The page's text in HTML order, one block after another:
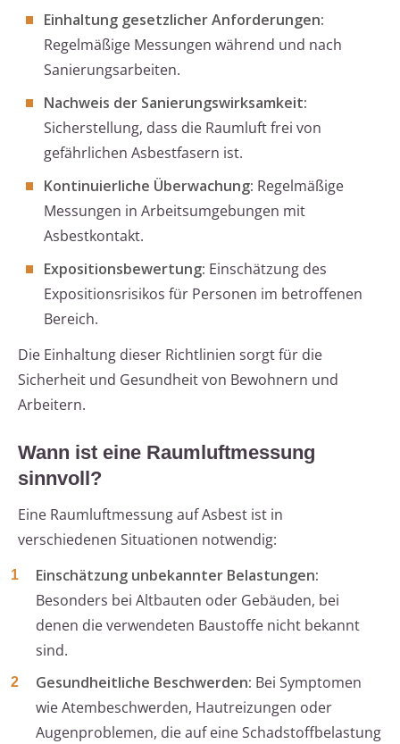
Einhaltung gesetzlicher Anforderungen:
Regelmäßige Messungen während und nach
Sanierungsarbeiten.
Nachweis der Sanierungswirksamkeit:
Sicherstellung, dass die Raumluft frei von
gefährlichen Asbestfasern ist.
Kontinuierliche Überwachung: Regelmäßige
Messungen in Arbeitsumgebungen mit
Asbestkontakt.
Expositionsbewertung: Einschätzung des
Expositionsrisikos für Personen im betroffenen
Bereich.
Die Einhaltung dieser Richtlinien sorgt für die
Sicherheit und Gesundheit von Bewohnern und
Arbeitern.
Wann ist eine Raumluftmessung
sinnvoll?
Eine Raumluftmessung auf Asbest ist in
verschiedenen Situationen notwendig:
Einschätzung unbekannter Belastungen:
Besonders bei Altbauten oder Gebäuden, bei
denen die verwendeten Baustoffe nicht bekannt
sind.
Gesundheitliche Beschwerden: Bei Symptomen
wie Atembeschwerden, Hautreizungen oder
Augenproblemen, die auf eine Schadstoffbelastung